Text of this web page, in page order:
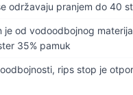
održavaju pranjem do 40
je od vodoodbojnog
35% pamuk
rips stop je